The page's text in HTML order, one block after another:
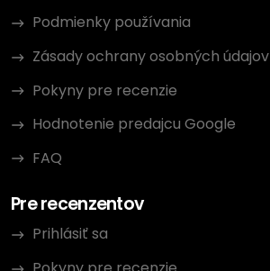
Podmienky používania
Zásady ochrany osobných údajov
Pokyny pre recenzie
Hodnotenie predajcu Google
FAQ
Pre recenzentov
Prihlásiť sa